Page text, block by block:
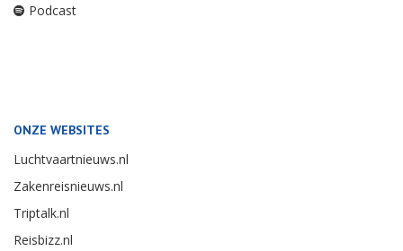
Podcast
ONZE WEBSITES
Luchtvaartnieuws.nl
Zakenreisnieuws.nl
Triptalk.nl
Reisbizz.nl